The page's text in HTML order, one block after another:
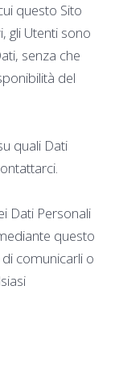
questo Sito
gli Utenti sono
senza che
del
quali Dati
Dati Personali
questo
comunicarli o